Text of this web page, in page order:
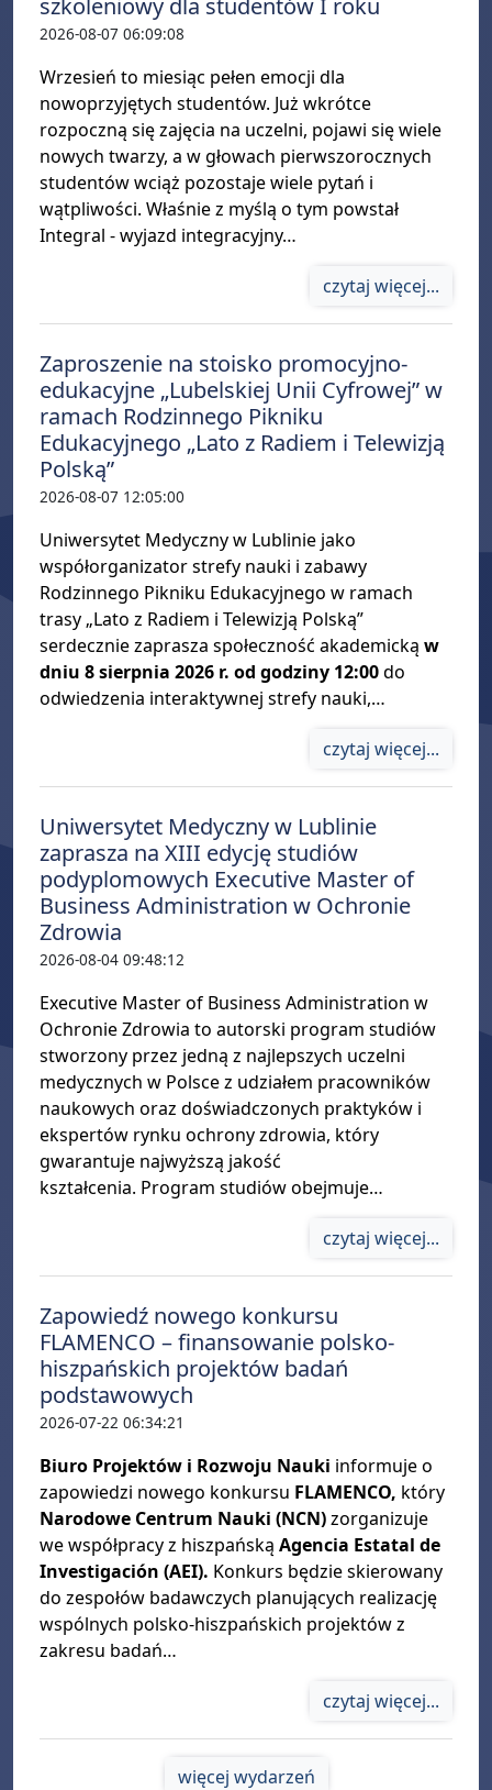
szkoleniowy dla studentów I roku
2026-08-07 06:09:08
Wrzesień to miesiąc pełen emocji dla
nowoprzyjętych studentów. Już wkrótce
rozpoczną się zajęcia na uczelni, pojawi się wiele
nowych twarzy, a w głowach pierwszorocznych
studentów wciąż pozostaje wiele pytań i
wątpliwości. Właśnie z myślą o tym powstał
Integral - wyjazd integracyjny…
czytaj więcej...
Zaproszenie na stoisko promocyjno-
edukacyjne „Lubelskiej Unii Cyfrowej” w
ramach Rodzinnego Pikniku
Edukacyjnego „Lato z Radiem i Telewizją
Polską”
2026-08-07 12:05:00
Uniwersytet Medyczny w Lublinie jako
współorganizator strefy nauki i zabawy
Rodzinnego Pikniku Edukacyjnego w ramach
trasy „Lato z Radiem i Telewizją Polską”
serdecznie zaprasza społeczność akademicką w
dniu 8 sierpnia 2026 r. od godziny 12:00do
odwiedzenia interaktywnej strefy nauki,…
czytaj więcej...
Uniwersytet Medyczny w Lublinie
zaprasza na XIII edycję studiów
podyplomowych Executive Master of
Business Administration w Ochronie
Zdrowia
2026-08-04 09:48:12
Executive Master of Business Administration w
Ochronie Zdrowia to autorski program studiów
stworzony przez jedną z najlepszych uczelni
medycznych w Polsce z udziałem pracowników
naukowych oraz doświadczonych praktyków i
ekspertów rynku ochrony zdrowia, który
gwarantuje najwyższą jakość
kształcenia. Program studiów obejmuje…
czytaj więcej...
Zapowiedź nowego konkursu
FLAMENCO – finansowanie polsko-
hiszpańskich projektów badań
podstawowych
2026-07-22 06:34:21
Biuro Projektów i Rozwoju Nauki informuje o
zapowiedzi nowego konkursu FLAMENCO, który
Narodowe Centrum Nauki (NCN)zorganizuje
we współpracy z hiszpańską Agencia Estatal de
Investigación (AEI). Konkurs będzie skierowany
do zespołów badawczych planujących realizację
wspólnych polsko-hiszpańskich projektów z
zakresu badań…
czytaj więcej...
więcej wydarzeń